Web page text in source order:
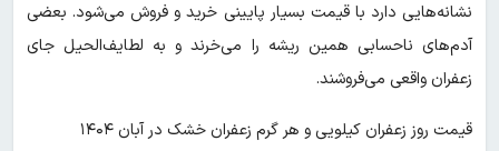
نشانه‌هایی دارد با قیمت بسیار پایینی‌ خرید و فروش می‌شود. بعضی
آدم‌های ناحسابی همین ریشه را می‌خرند و به لطایف‌الحیل جای
زعفران واقعی می‌فروشند.
قیمت روز زعفران کیلویی و هر گرم زعفران خشک در آبان ۱۴۰۴